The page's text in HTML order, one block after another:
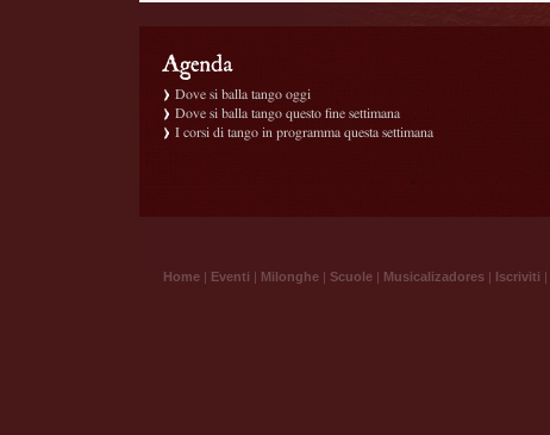
Dove si balla tango oggi
Dove si balla tango questo fine settimana
I corsi di tango in programma questa settimana
Home | Eventi | Milonghe | Scuole | Musicalizadores | Iscriviti |